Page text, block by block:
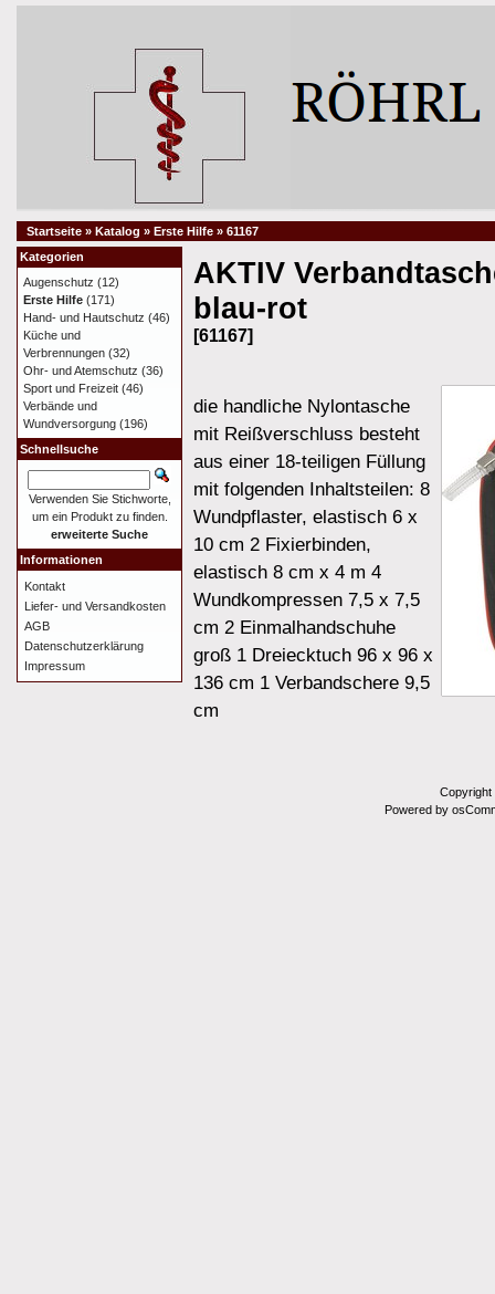
Startseite » Katalog » Erste Hilfe » 61167
AKTIV
blau-rot
[61167]
die handliche Nylontasche
mit Reißverschluss besteht
aus einer 18-teiligen Füllung
mit folgenden Inhaltsteilen: 8
Wundpflaster, elastisch 6 x
10 cm 2 Fixierbinden,
elastisch 8 cm x 4 m 4
Wundkompressen 7,5 x 7,5
cm 2 Einmalhandschuhe
groß 1 Dreiecktuch 96 x 96 x
136 cm 1 Verbandschere 9,5
cm
Kategorien
Augenschutz (12)
Erste Hilfe (171)
Hand- und Hautschutz (46)
Küche und
Verbrennungen (32)
Ohr- und Atemschutz (36)
Sport und Freizeit (46)
Verbände und
Wundversorgung (196)
Schnellsuche
Verwenden Sie Stichworte,
um ein Produkt zu finden.
erweiterte Suche
Informationen
Kontakt
Liefer- und Versandkosten
AGB
Datenschutzerklärung
Impressum
Powered by